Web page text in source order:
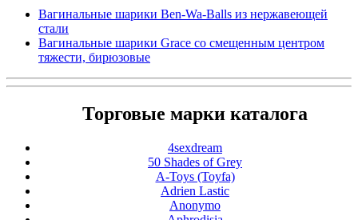
Вагинальные шарики Ben-Wa-Balls из нержавеющей
стали
Вагинальные шарики Grace со смещенным центром
тяжести, бирюзовые
Торговые марки каталога
4sexdream
50 Shades of Grey
A-Toys (Toyfa)
Adrien Lastic
Anonymo